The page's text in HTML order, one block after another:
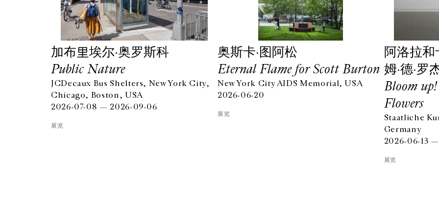
加布里埃尔·奥罗斯科
Public Nature
JCDecaux Bus Shelters, New York City,
Chicago, Boston, USA
2026-07-08 — 2026-09-06
展览
奥斯卡·图阿松
Eternal Flame for Scott Burton
New York City AIDS Memorial, USA
2026-06-20
展览
阿洛拉
姆·德·罗
Bloom
Flowers
Staatliche
Germany
2026-06-13
展览